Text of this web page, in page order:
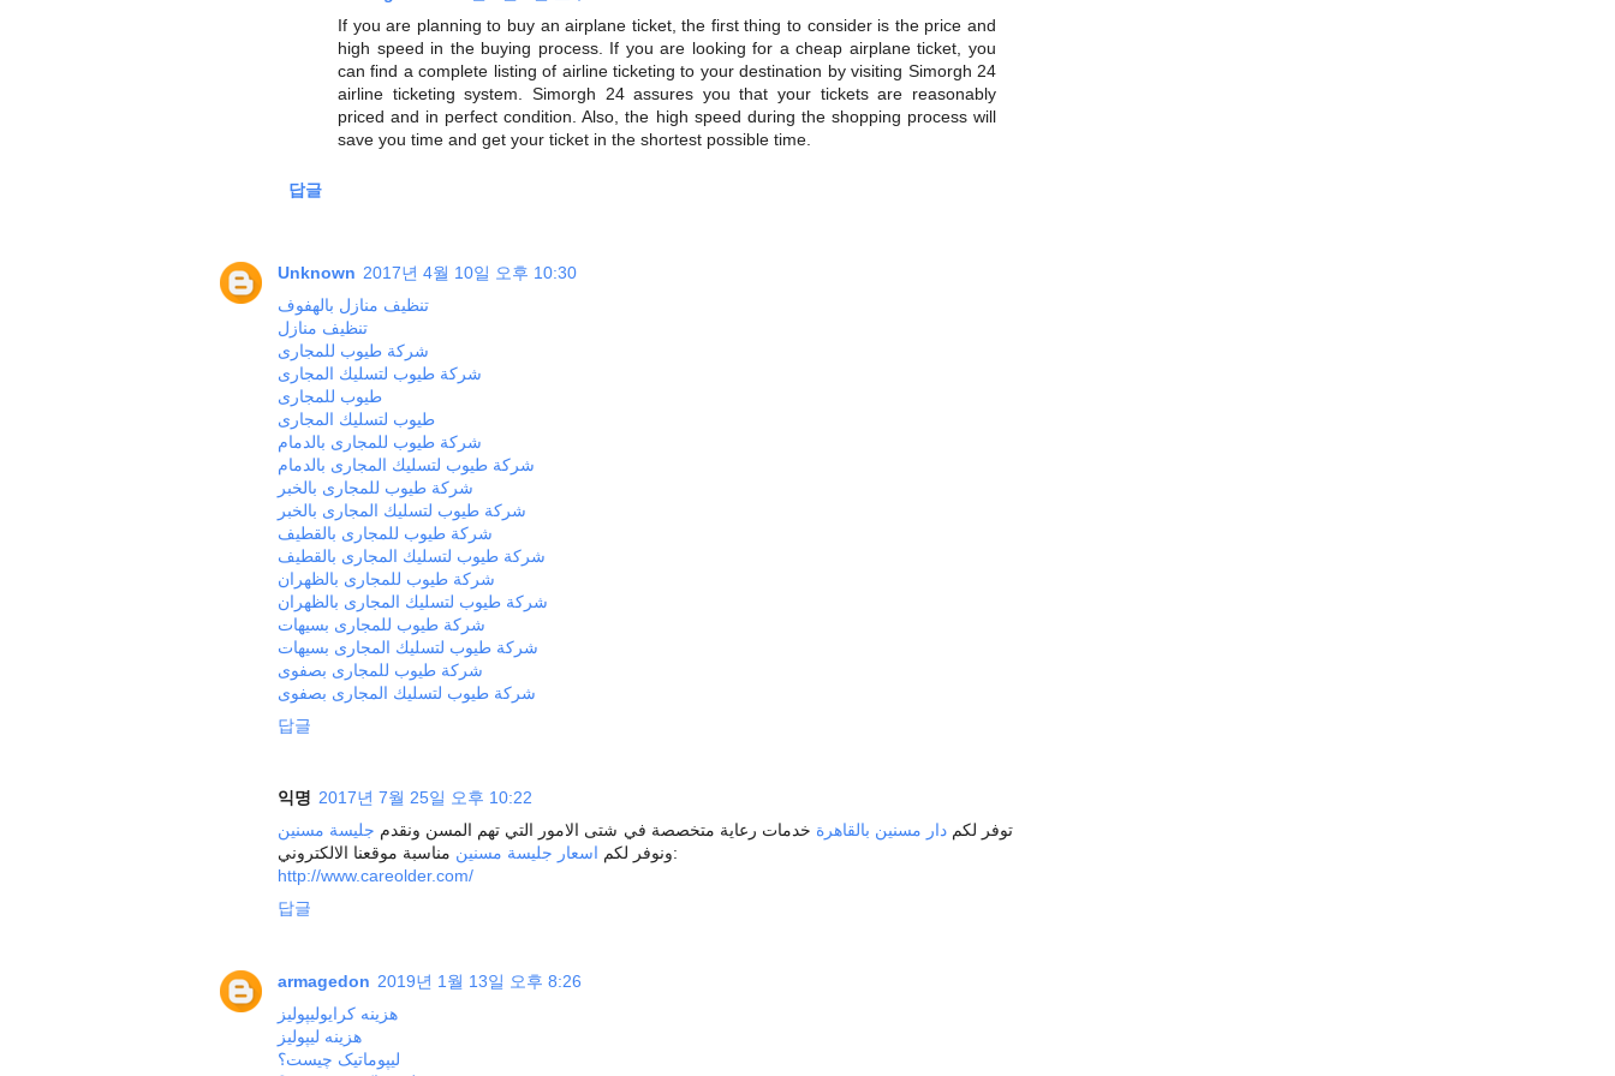
If you are planning to buy an airplane ticket, the first thing to consider is the price and
high speed in the buying process. If you are looking for a cheap airplane ticket, you
can find a complete listing of airline ticketing to your destination by visiting Simorgh 24
airline ticketing system. Simorgh 24 assures you that your tickets are reasonably
priced and in perfect condition. Also, the high speed during the shopping process will
save you time and get your ticket in the shortest possible time.
답글
Unknown 2017년 4월 10일 오후 10:30
تنظيف منازل بالهفوف
تنظيف منازل
شركة طيوب للمجارى
شركة طيوب لتسليك المجارى
طيوب للمجارى
طيوب لتسليك المجارى
شركة طيوب للمجارى بالدمام
شركة طيوب لتسليك المجارى بالدمام
شركة طيوب للمجارى بالخبر
شركة طيوب لتسليك المجارى بالخبر
شركة طيوب للمجارى بالقطيف
شركة طيوب لتسليك المجارى بالقطيف
شركة طيوب للمجارى بالظهران
شركة طيوب لتسليك المجارى بالظهران
شركة طيوب للمجارى بسيهات
شركة طيوب لتسليك المجارى بسيهات
شركة طيوب للمجارى بصفوى
شركة طيوب لتسليك المجارى بصفوى
답글
익명 2017년 7월 25일 오후 10:22
توفر لكمدار مسنين بالقاهرة خدمات رعاية متخصصة في شتى الامور التي تهم المسن ونقدم جليسة مسنين
ونوفر لكم اسعار جليسة مسنين
مناسبة موقعنا الالكتروني:
http://www.careolder.com/
답글
armagedon 2019년 1월 13일 오후 8:26
هزینه کرایولیپولیز
هزینه لیپولیز
لیپوماتیک چیست؟